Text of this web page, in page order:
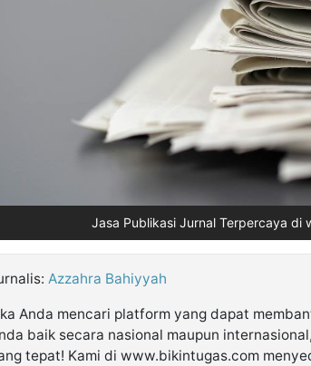
Jasa Publikasi Jurnal Terpercaya di
Azzahra Bahiyyah
Anda mencari platform yang dapat
baik secara nasional maupun
tepat! Kami di www.bikintugas.com